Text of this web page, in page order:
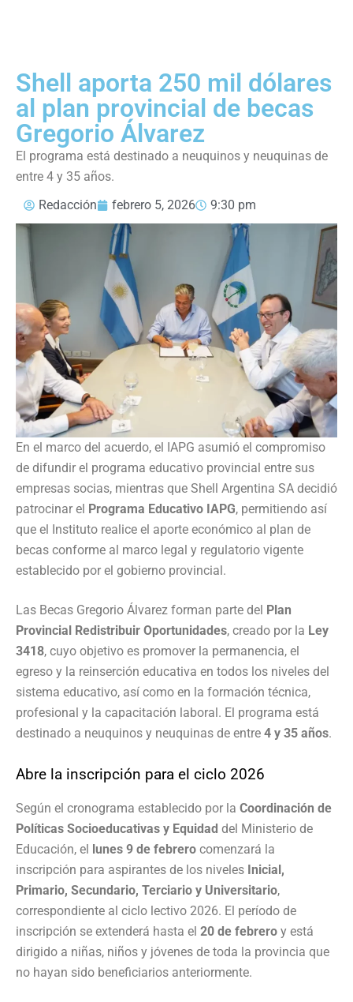
Shell aporta 250 mil dólares
al plan provincial de becas
Gregorio Álvarez
El programa está destinado a neuquinos y neuquinas de
entre 4 y 35 años.
Redacción
febrero 5, 2026 9:30 pm
En el marco del acuerdo, el IAPG asumió el compromiso
de difundir el programa educativo provincial entre sus
empresas socias, mientras que Shell Argentina SA decidió
patrocinar el Programa Educativo IAPG, permitiendo así
que el Instituto realice el aporte económico al plan de
becas conforme al marco legal y regulatorio vigente
establecido por el gobierno provincial.
Las Becas Gregorio Álvarez forman parte del Plan
Provincial Redistribuir Oportunidades, creado por la Ley
3418, cuyo objetivo es promover la permanencia, el
egreso y la reinserción educativa en todos los niveles del
sistema educativo, así como en la formación técnica,
profesional y la capacitación laboral. El programa está
destinado a neuquinos y neuquinas de entre 4 y 35 años.
Abre la inscripción para el ciclo 2026
Según el cronograma establecido por la Coordinación de
Políticas Socioeducativas y Equidad del Ministerio de
Educación, el
lunes 9 de febrero comenzará la
inscripción para aspirantes de los niveles Inicial,
Primario, Secundario, Terciario y Universitario,
correspondiente al ciclo lectivo 2026. El período de
inscripción se extenderá hasta el 20 de febrero y está
dirigido a niñas, niños y jóvenes de toda la provincia que
no hayan sido beneficiarios anteriormente.